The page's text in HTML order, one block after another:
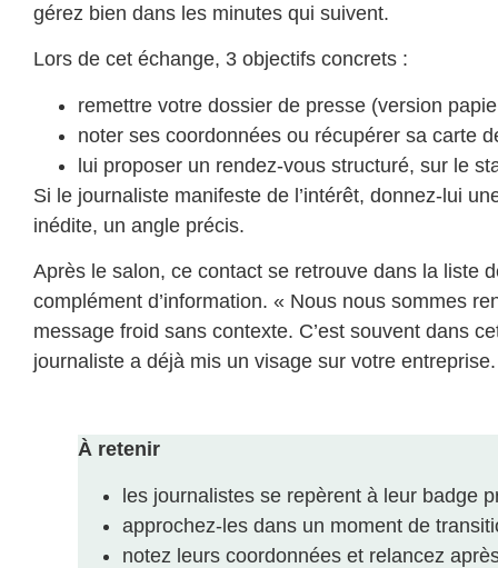
gérez bien dans les minutes qui suivent.
Lors de cet échange, 3 objectifs concrets :
remettre votre dossier de presse (version
noter ses coordonnées ou récupérer sa carte
lui proposer un rendez-vous structuré, sur le
Si le journaliste manifeste de l’intérêt, donnez-lui
inédite, un angle précis.
Après le salon, ce contact se retrouve dans la liste
complément d’information. « Nous nous sommes
message froid sans contexte. C’est souvent dans
journaliste a déjà mis un visage sur votre entreprise.
À retenir
les journalistes se repèrent à leur badge
approchez-les dans un moment de
notez leurs coordonnées et relancez